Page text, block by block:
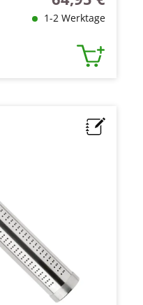
1-2 Werktage